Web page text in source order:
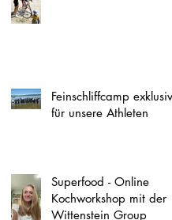
Feinschliffcamp exklusiv
für unsere Athleten
Superfood - Online
Kochworkshop mit der
Wittenstein Group